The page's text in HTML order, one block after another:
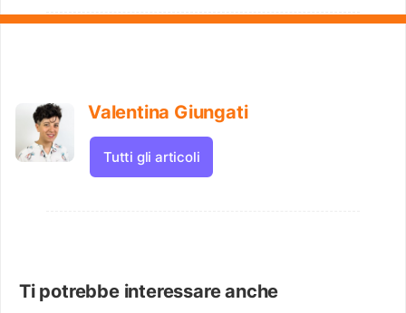
Valentina Giungati
Tutti gli articoli
Ti potrebbe interessare anche